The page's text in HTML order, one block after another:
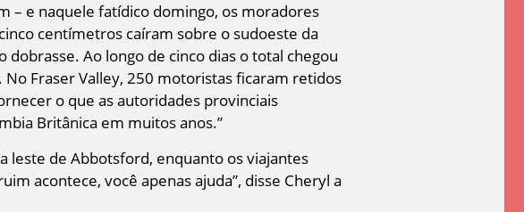
– e naquele fatídico domingo, os moradores
centímetros caíram sobre o sudoeste da
Ao longo de cinco dias o total chegou
Fraser Valley, 250 motoristas ficaram retidos
o que as autoridades provinciais
Britânica em muitos anos.”
leste de Abbotsford, enquanto os viajantes
acontece, você apenas ajuda”, disse Cheryl a